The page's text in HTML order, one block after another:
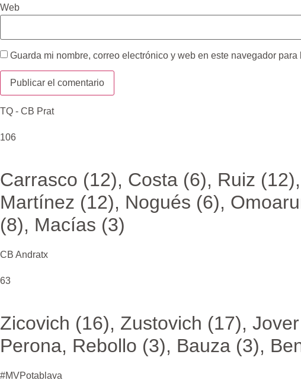
Web
Guarda mi nombre, correo electrónico y web en este navegador
TQ - CB Prat
106
Carrasco (12), Costa (6), Ruiz
Martínez (12), Nogués (6),
(8), Macías (3)
CB Andratx
63
Zicovich (16), Zustovich (17),
Perona, Rebollo (3), Bauza (3),
#MVPotablava